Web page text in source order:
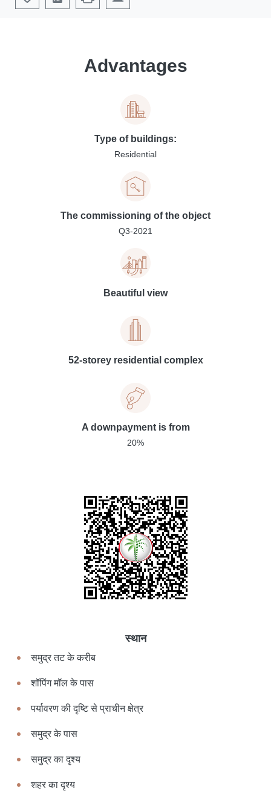
Advantages
Type of buildings:
Residential
The commissioning of the object
Q3-2021
Beautiful view
52-storey residential complex
A downpayment is from
20%
स्थान
समुद्र तट के करीब
शॉपिंग मॉल के पास
पर्यावरण की दृष्टि से प्राचीन क्षेत्र
समुद्र के पास
समुद्र का दृश्य
शहर का दृश्य